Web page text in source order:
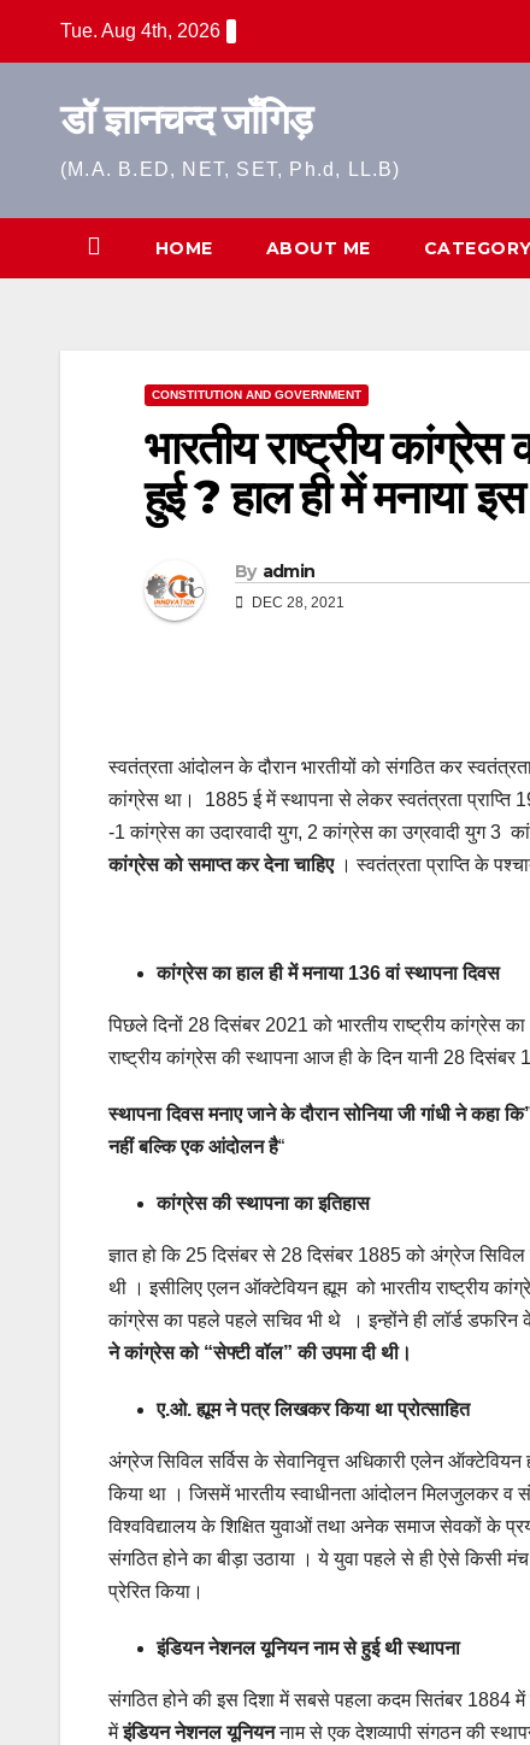
Tue. Aug 4th, 2026
डॉ ज्ञानचन्द जाँगिड़
(M.A. B.ED, NET, SET, Ph.d, LL.B)
HOME ABOUT ME CATEGORY
CONSTITUTION AND GOVERNMENT
भारतीय राष्ट्रीय
हुई ? हाल ही में मनाया
By admin
DEC 28, 2021
स्वतंत्रता आंदोलन के दौरान भारतीयों को संगठित कर
कांग्रेस था। 1885 ई में स्थापना से लेकर स्वतंत्रता प्राप्ति
-1 कांग्रेस का उदारवादी युग, 2 कांग्रेस का उग्रवादी युग 3
कांग्रेस को समाप्त कर देना चाहिए। स्वतंत्रता प्राप्ति के
कांग्रेस का हाल ही में मनाया 136 वां स्थापना दिवस
पिछले दिनों 28 दिसंबर 2021 को भारतीय राष्ट्रीय कांग्रेस
राष्ट्रीय कांग्रेस की स्थापना आज ही के दिन यानी 28
स्थापना दिवस मनाए जाने के दौरान सोनिया जी गांधी ने कहा
नहीं बल्कि एक आंदोलन है“
कांग्रेस की स्थापना का इतिहास
ज्ञात हो कि 25 दिसंबर से 28 दिसंबर 1885 को अंग्रेज सिविल
थी । इसीलिए एलन ऑक्टेवियन ह्यूम को भारतीय राष्ट्रीय
कांग्रेस का पहले पहले सचिव भी थे । इन्होंने ही लॉर्ड डफरिन के
ने कांग्रेस को “सेफ्टी वॉल” की उपमा दी थी।
ए.ओ. ह्यूम ने पत्र लिखकर किया था प्रोत्साहित
अंग्रेज सिविल सर्विस के सेवानिवृत्त अधिकारी एलेन ऑक्टेवियन
किया था । जिसमें भारतीय स्वाधीनता आंदोलन मिलजुलकर व
विश्वविद्यालय के शिक्षित युवाओं तथा अनेक समाज सेवकों के
संगठित होने का बीड़ा उठाया । ये युवा पहले से ही ऐसे
प्रेरित किया।
इंडियन नेशनल यूनियन नाम से हुई थी स्थापना
संगठित होने की इस दिशा में सबसे पहला कदम सितंबर 1884
मेंइंडियन नेशनल यूनियननाम से एक देशव्यापी संगठन की